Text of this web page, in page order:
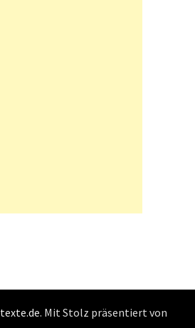
. Mit Stolz präsentiert von